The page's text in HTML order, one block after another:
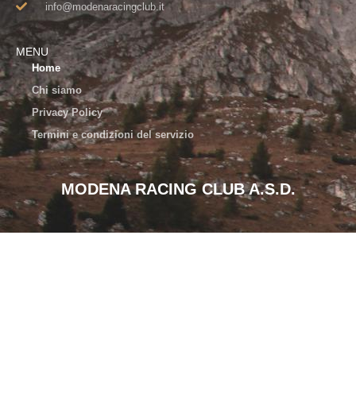
info@modenaracingclub.it​
MENU
Home
Chi siamo
Privacy Policy
Termini e condizioni del servizio
MODENA RACING CLUB A.S.D.